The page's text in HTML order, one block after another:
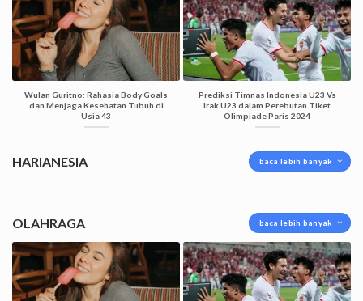
Wulan Guritno: Rahasia Body Goals
dan Menjaga Kesehatan Tubuh di
Usia 43
Prediksi Timnas Indonesia U23 Vs
Irak U23 dalam Perebutan Tiket
Olimpiade Paris 2024
HARIANESIA baca lebih banyak
OLAHRAGA baca lebih banyak